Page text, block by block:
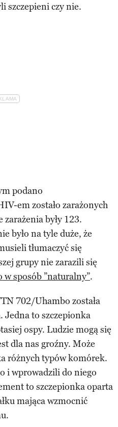
szczepieni czy nie.
podano
em zostało zarażonych
były 123.
było na tyle duże, że
tłumaczyć się
grupy nie zarazili się
w sposób ”naturalny”.
702/Uhambo została
Jedna to szczepionka
ospy. Ludzie mogą się
dla nas groźny. Może
różnych typów komórek.
i wprowadzili do niego
to szczepionka oparta
mająca wzmocnić